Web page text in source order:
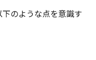
のような点を意識す